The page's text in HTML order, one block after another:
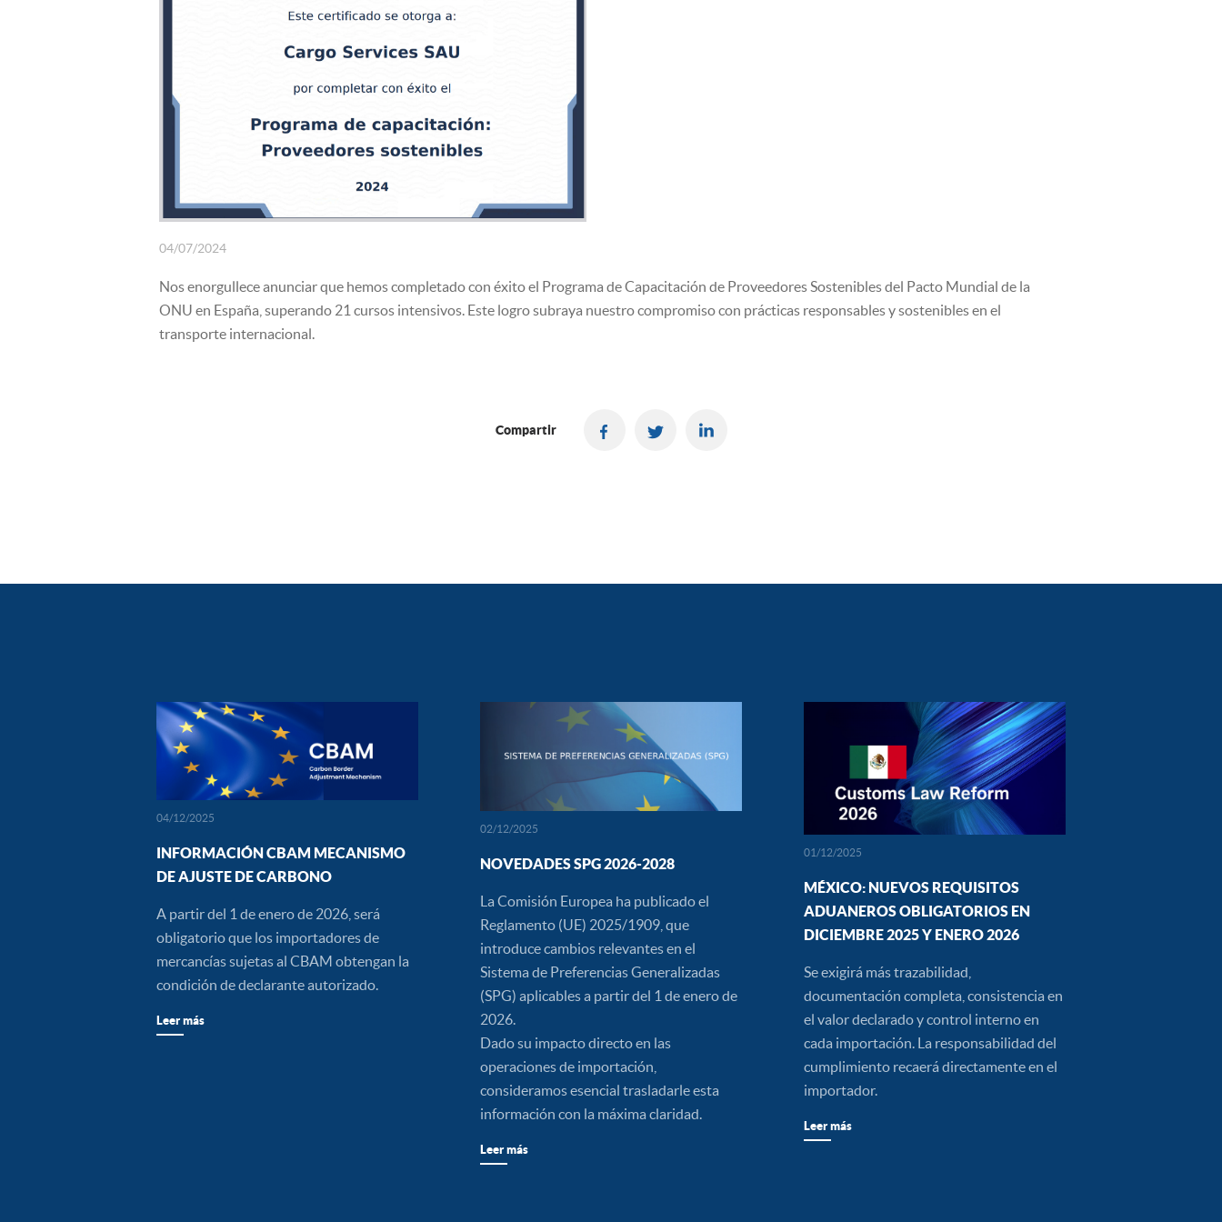
04/07/2024
Nos enorgullece anunciar que hemos completado con éxito el Programa de Capacitación de Proveedores Sostenibles del Pacto Mundial de la
ONU en España, superando 21 cursos intensivos. Este logro subraya nuestro compromiso con prácticas responsables y sostenibles en el
transporte internacional.
Compartir
04/12/2025
INFORMACIÓN CBAM MECANISMO
DE AJUSTE DE CARBONO
A partir del 1 de enero de 2026, será
obligatorio que los importadores de
mercancías sujetas al CBAM obtengan la
condición de declarante autorizado.
Leer más
02/12/2025
NOVEDADES SPG 2026-2028
La Comisión Europea ha publicado el
Reglamento (UE) 2025/1909, que
introduce cambios relevantes en el
Sistema de Preferencias Generalizadas
(SPG) aplicables a partir del 1 de enero de
2026.
Dado su impacto directo en las
operaciones de importación,
consideramos esencial trasladarle esta
información con la máxima claridad.
Leer más
01/12/2025
MÉXICO: NUEVOS REQUISITOS
ADUANEROS OBLIGATORIOS EN
DICIEMBRE 2025 Y ENERO 2026
Se exigirá más trazabilidad,
documentación completa, consistencia en
el valor declarado y control interno en
cada importación. La responsabilidad del
cumplimiento recaerá directamente en el
importador.
Leer más